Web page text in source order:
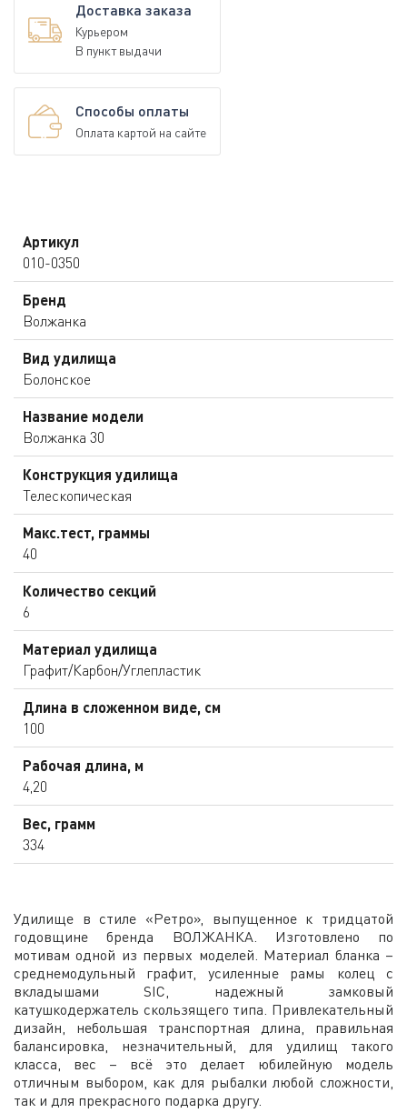
Доставка заказа
Курьером
В пункт выдачи
Способы оплаты
Оплата картой на сайте
Артикул
010-0350
Бренд
Волжанка
Вид удилища
Болонское
Название модели
Волжанка 30
Конструкция удилища
Телескопическая
Макс.тест, граммы
40
Количество секций
6
Материал удилища
Графит/Карбон/Углепластик
Длина в сложенном виде, см
100
Рабочая длина, м
4,20
Вес, грамм
334
Удилище в стиле «Ретро», выпущенное к тридцатой
годовщине бренда ВОЛЖАНКА. Изготовлено по
мотивам одной из первых моделей. Материал бланка –
среднемодульный графит, усиленные рамы колец с
вкладышами SIC, надежный замковый
катушкодержатель скользящего типа. Привлекательный
дизайн, небольшая транспортная длина, правильная
балансировка, незначительный, для удилищ такого
класса, вес – всё это делает юбилейную модель
отличным выбором, как для рыбалки любой сложности,
так и для прекрасного подарка другу.